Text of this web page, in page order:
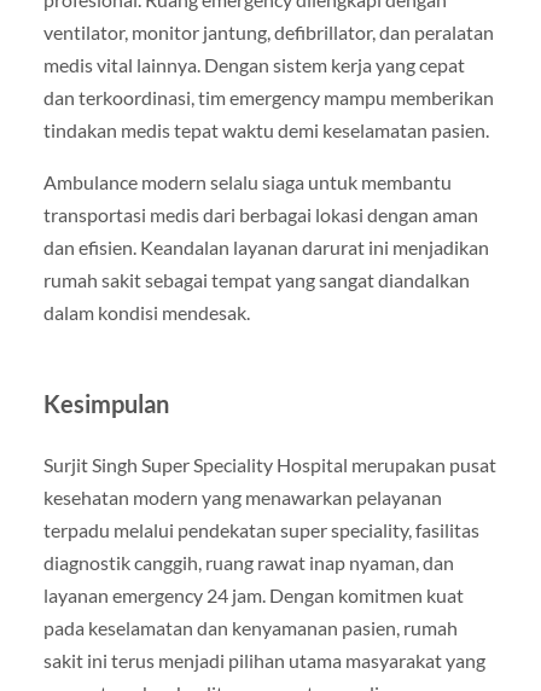
ventilator, monitor jantung, defibrillator, dan peralatan
medis vital lainnya. Dengan sistem kerja yang cepat
dan terkoordinasi, tim emergency mampu memberikan
tindakan medis tepat waktu demi keselamatan pasien.
Ambulance modern selalu siaga untuk membantu
transportasi medis dari berbagai lokasi dengan aman
dan efisien. Keandalan layanan darurat ini menjadikan
rumah sakit sebagai tempat yang sangat diandalkan
dalam kondisi mendesak.
Kesimpulan
Surjit Singh Super Speciality Hospital merupakan pusat
kesehatan modern yang menawarkan pelayanan
terpadu melalui pendekatan super speciality, fasilitas
diagnostik canggih, ruang rawat inap nyaman, dan
layanan emergency 24 jam. Dengan komitmen kuat
pada keselamatan dan kenyamanan pasien, rumah
sakit ini terus menjadi pilihan utama masyarakat yang